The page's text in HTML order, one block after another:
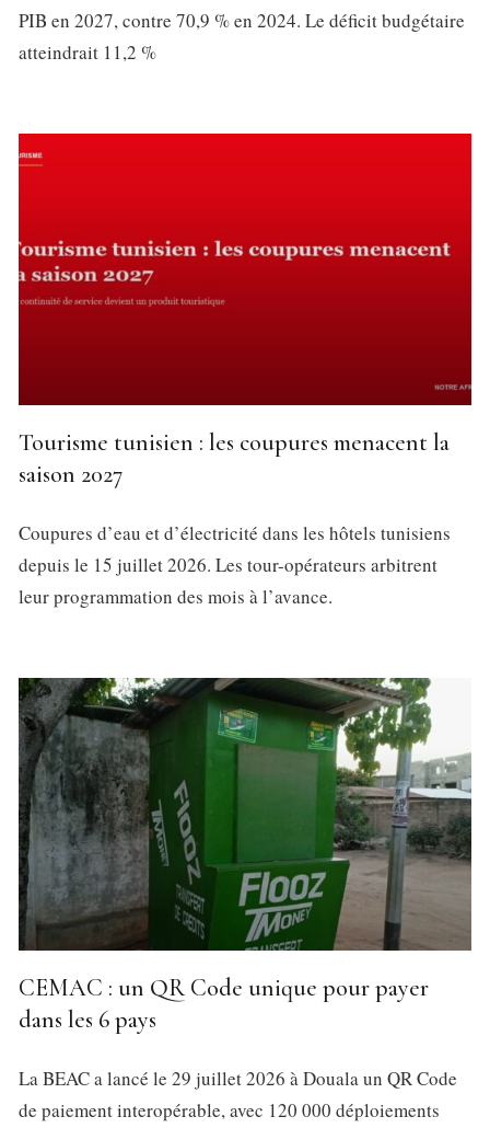
PIB en 2027, contre 70,9 % en 2024. Le déficit budgétaire
atteindrait 11,2 %
Tourisme tunisien : les coupures menacent la
saison 2027
Coupures d’eau et d’électricité dans les hôtels tunisiens
depuis le 15 juillet 2026. Les tour-opérateurs arbitrent
leur programmation des mois à l’avance.
CEMAC : un QR Code unique pour payer
dans les 6 pays
La BEAC a lancé le 29 juillet 2026 à Douala un QR Code
de paiement interopérable, avec 120 000 déploiements